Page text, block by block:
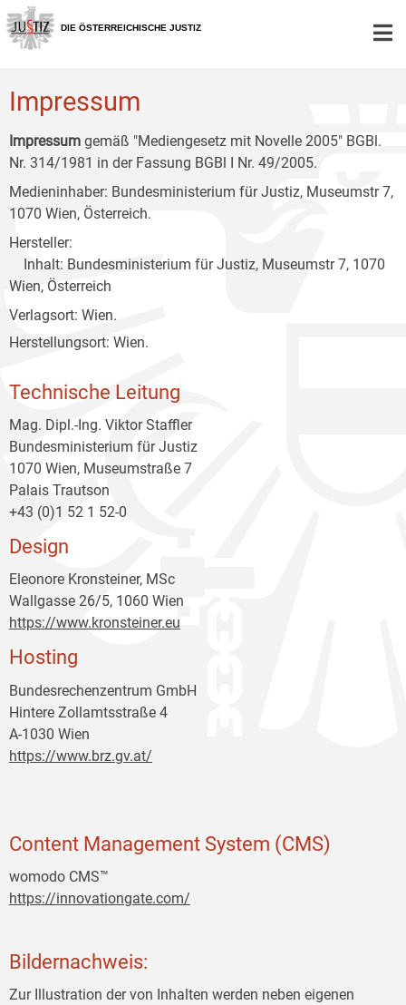
Zur
Hauptnavigation
[1]
Zum
Inhalt
[2]
Zum
Untermenü
[3]
DIE ÖSTERREICHISCHE JUSTIZ
Impressum
Impressum gemäß "Mediengesetz mit Novelle 2005" BGBl.
Nr. 314/1981 in der Fassung BGBl I Nr. 49/2005.
Medieninhaber: Bundesministerium für Justiz, Museumstr 7,
1070 Wien, Österreich.
Hersteller:
Inhalt: Bundesministerium für Justiz, Museumstr 7, 1070
Wien, Österreich
Verlagsort: Wien.
Herstellungsort: Wien.
Technische Leitung
Mag. Dipl.-Ing. Viktor Staffler
Bundesministerium für Justiz
1070 Wien, Museumstraße 7
Palais Trautson
+43 (0)1 52 1 52-0
Design
Eleonore Kronsteiner, MSc
Wallgasse 26/5, 1060 Wien
https://www.kronsteiner.eu
Hosting
Bundesrechenzentrum GmbH
Hintere Zollamtsstraße 4
A-1030 Wien
https://www.brz.gv.at/
Content Management System (CMS)
womodo CMS™
https://innovationgate.com/
Bildernachweis:
Zur Illustration der von Inhalten werden neben eigenen